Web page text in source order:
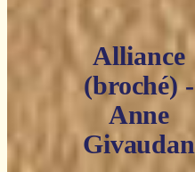
Alliance
(broché) -
Anne
Givaudan